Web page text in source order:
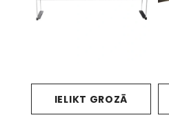
IELIKT GROZĀ